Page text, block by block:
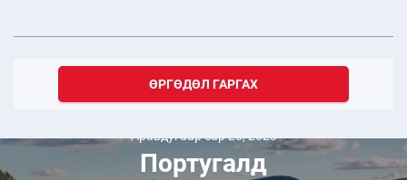
ӨРГӨДӨЛ ГАРГАХ
Аравдугаар сар 28, 2023
Португалд